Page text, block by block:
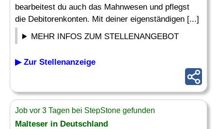
bearbeitest du auch das Mahnwesen und pflegst
die Debitorenkonten. Mit deiner eigenständigen [...]
MEHR INFOS ZUM STELLENANGEBOT
▶ Zur Stellenanzeige
Job vor 3 Tagen bei StepStone gefunden
Malteser in Deutschland